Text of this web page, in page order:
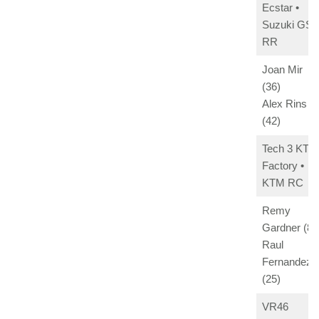
Ecstar •
Suzuki
RR
Joan Mir
(36)
Alex Rins
(42)
Tech 3 KTM
Factory •
KTM RC
Remy
Gardner
Raul
Fernandez
(25)
VR46